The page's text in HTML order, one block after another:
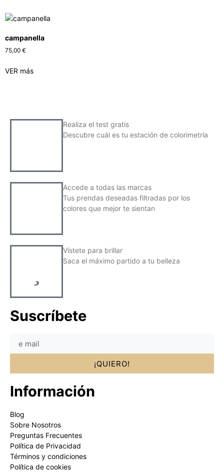
campanella
75,00 €
VER más
Realiza el test gratis
Descubre cuál es tu estación de colorimetría
Accede a todas las marcas
Tus prendas deseadas filtradas por los
colores que mejor te sientan
Vístete para brillar
Saca el máximo partido a tu belleza
Suscríbete
¡QUIERO!
Información
Blog
Sobre Nosotros
Preguntas Frecuentes
Política de Privacidad
Términos y condiciones
Política de cookies